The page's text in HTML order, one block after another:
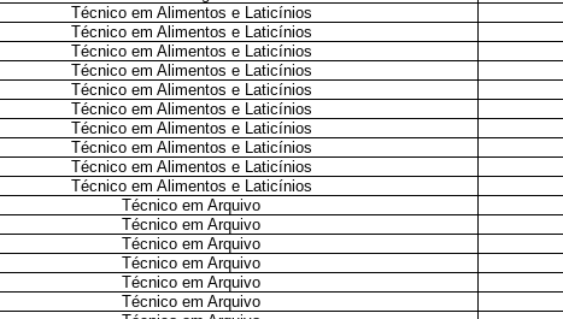
Técnico em Alimentos e Laticínios
Técnico em Alimentos e Laticínios
Técnico em Alimentos e Laticínios
Técnico em Alimentos e Laticínios
Técnico em Alimentos e Laticínios
Técnico em Alimentos e Laticínios
Técnico em Alimentos e Laticínios
Técnico em Alimentos e Laticínios
Técnico em Alimentos e Laticínios
Técnico em Alimentos e Laticínios
Técnico em Arquivo
Técnico em Arquivo
Técnico em Arquivo
Técnico em Arquivo
Técnico em Arquivo
Técnico em Arquivo